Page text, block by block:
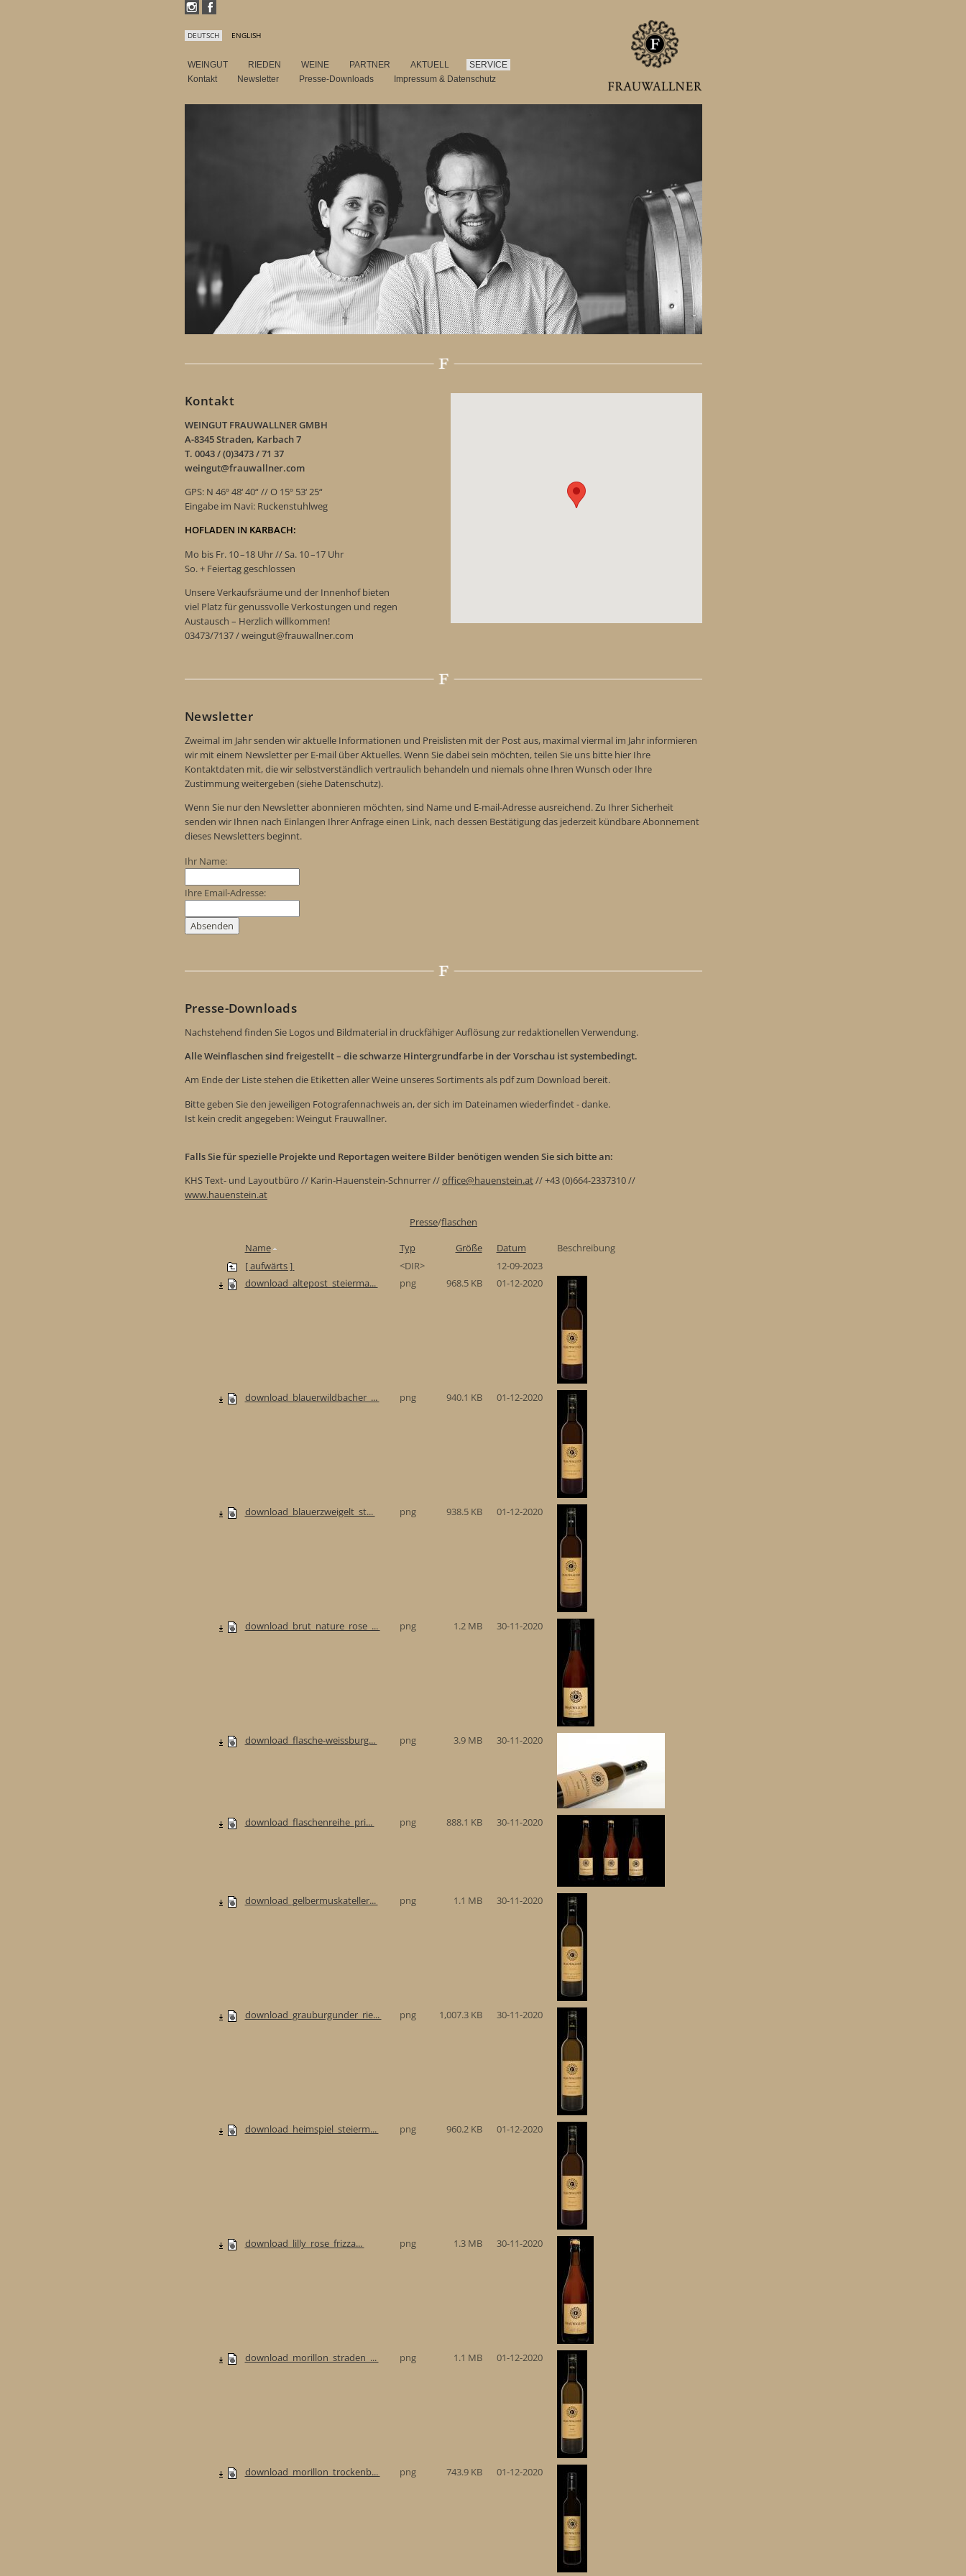
WEINGUT RIEDEN WEINE PARTNER AKTUELL
SERVICE
Kontakt
Newsletter Presse-Downloads Impressum & Datenschutz
DEUTSCH ENGLISH
Kontakt
WEINGUT FRAUWALLNER GMBH
A-8345 Straden, Karbach 7
T. 0043 / (0)3473 / 71 37
weingut@frauwallner.com
GPS: N 46º 48‘ 40“ // O 15º 53‘ 25“
Eingabe im Navi: Ruckenstuhlweg
HOFLADEN IN KARBACH:
Mo bis Fr. 10 –18 Uhr // Sa. 10 –17 Uhr
So. + Feiertag geschlossen
Unsere Verkaufsräume und der Innenhof bieten
viel Platz für genussvolle Verkostungen und regen
Austausch – Herzlich willkommen!
03473/7137 / weingut@frauwallner.com
Newsletter
Zweimal im Jahr senden wir aktuelle Informationen und Preislisten mit der Post aus, maximal viermal im Jahr informieren
wir mit einem Newsletter per E-mail über Aktuelles. Wenn Sie dabei sein möchten, teilen Sie uns bitte hier Ihre
Kontaktdaten mit, die wir selbstverständlich vertraulich behandeln und niemals ohne Ihren Wunsch oder Ihre
Zustimmung weitergeben (siehe Datenschutz).
Wenn Sie nur den Newsletter abonnieren möchten, sind Name und E-mail-Adresse ausreichend. Zu Ihrer Sicherheit
senden wir Ihnen nach Einlangen Ihrer Anfrage einen Link, nach dessen Bestätigung das jederzeit kündbare Abonnement
dieses Newsletters beginnt.
Ihr Name:
Ihre Email-Adresse:
Presse-Downloads
Nachstehend finden Sie Logos und Bildmaterial in druckfähiger Auflösung zur redaktionellen Verwendung.
Alle Weinflaschen sind freigestellt – die schwarze Hintergrundfarbe in der Vorschau ist systembedingt.
Am Ende der Liste stehen die Etiketten aller Weine unseres Sortiments als pdf zum Download bereit.
Bitte geben Sie den jeweiligen Fotografennachweis an, der sich im Dateinamen wiederfindet - danke.
Ist kein credit angegeben: Weingut Frauwallner.
Falls Sie für spezielle Projekte und Reportagen weitere Bilder benötigen wenden Sie sich bitte an:
KHS Text- und Layoutbüro // Karin-Hauenstein-Schnurrer //office@hauenstein.at// +43 (0)664-2337310 //
www.hauenstein.at
Presse/flaschen
Name
Typ Größe Datum
Beschreibung
[ aufwärts ]
<DIR>
12-09-2023
download_altepost_steierma...
png 968.5 KB 01-12-2020
download_blauerwildbacher_... png 940.1 KB 01-12-2020
download_blauerzweigelt_st... png 938.5 KB 01-12-2020
download_brut_nature_rose_... png 1.2 MB 30-11-2020
download_flasche-weissburg... png 3.9 MB 30-11-2020
download_flaschenreihe_pri... png 888.1 KB 30-11-2020
download_gelbermuskateller... png 1.1 MB 30-11-2020
download_grauburgunder_rie... png 1,007.3 KB 30-11-2020
download_heimspiel_steierm... png 960.2 KB 01-12-2020
download_lilly_rose_frizza... png 1.3 MB 30-11-2020
download_morillon_straden_... png 1.1 MB 01-12-2020
download_morillon_trockenb... png 743.9 KB 01-12-2020